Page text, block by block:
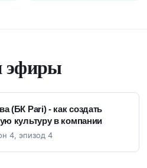
эфиры
(БК Pari) - как создать
культуру в компании
4, эпизод 4